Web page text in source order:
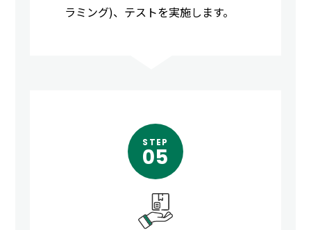
ラミング)、テストを実施します。
STEP
05